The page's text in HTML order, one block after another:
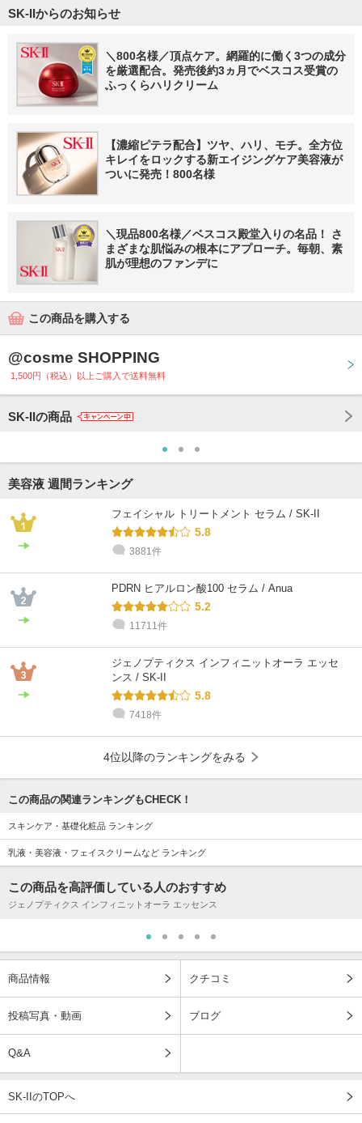
SK-IIからのお知らせ
＼800名様／頂点ケア。網羅的に働く3つの成分
を厳選配合。発売後約3ヵ月でベスコス受賞の
ふっくらハリクリーム
【濃縮ピテラ配合】ツヤ、ハリ、モチ。全方位
キレイをロックする新エイジングケア美容液が
ついに発売！800名様
＼現品800名様／ベスコス殿堂入りの名品！ さ
まざまな肌悩みの根本にアプローチ。毎朝、素
肌が理想のファンデに
この商品を購入する
@cosme SHOPPING
1,500円（税込）以上ご購入で送料無料
SK-IIの商品
美容液 週間ランキング
フェイシャル トリートメント セラム / SK-II
5.8
3881件
PDRN ヒアルロン酸100 セラム / Anua
5.2
11711件
ジェノプティクス インフィニットオーラ エッセ
ンス / SK-II
5.8
7418件
4位以降のランキングをみる
この商品の関連ランキングもCHECK！
スキンケア・基礎化粧品 ランキング
乳液・美容液・フェイスクリームなど ランキング
この商品を高評価している人のおすすめ
ジェノプティクス インフィニットオーラ エッセンス
商品情報 クチコミ
投稿写真・動画 ブログ
Q&A
SK-IIのTOPへ